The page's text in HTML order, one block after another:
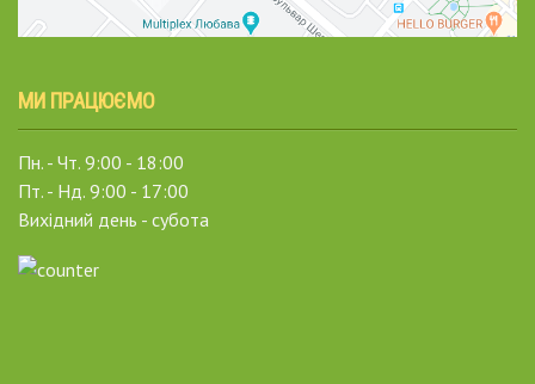
МИ ПРАЦЮЄМО
Пн. - Чт. 9:00 - 18:00
Пт. - Нд. 9:00 - 17:00
Вихідний день - субота